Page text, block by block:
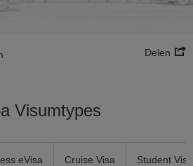
Delen
Visumtypes
eVisa Cruise Visa Student Visa